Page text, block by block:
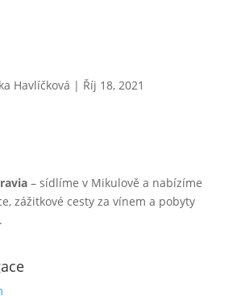
Havlíčková | Říj 18, 2021
– sídlíme v Mikulově a nabízíme
zážitkové cesty za vínem a pobyty